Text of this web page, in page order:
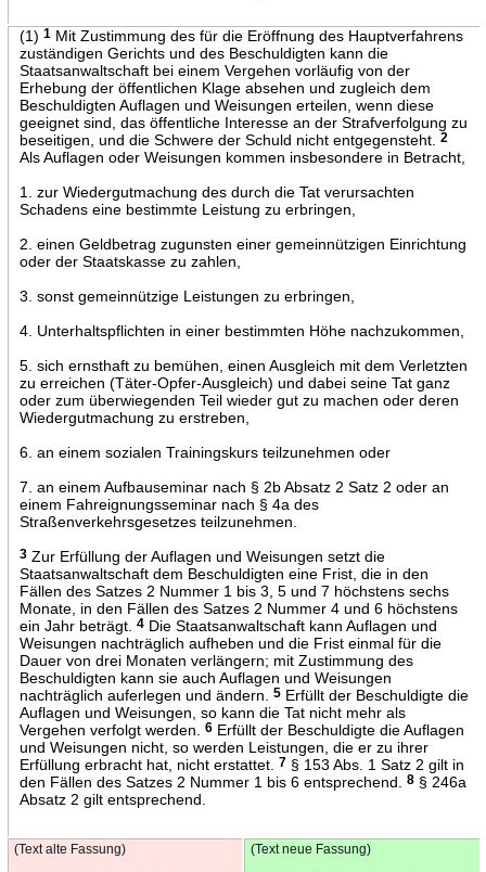
(1) 1Mit Zustimmung des für die Eröffnung des Hauptverfahrens
zuständigen Gerichts und des Beschuldigten kann die
Staatsanwaltschaft bei einem Vergehen vorläufig von der
Erhebung der öffentlichen Klage absehen und zugleich dem
Beschuldigten Auflagen und Weisungen erteilen, wenn diese
geeignet sind, das öffentliche Interesse an der Strafverfolgung zu
beseitigen, und die Schwere der Schuld nicht entgegensteht.
2
Als Auflagen oder Weisungen kommen insbesondere in Betracht,
1. zur Wiedergutmachung des durch die Tat verursachten
Schadens eine bestimmte Leistung zu erbringen,
2. einen Geldbetrag zugunsten einer gemeinnützigen Einrichtung
oder der Staatskasse zu zahlen,
3. sonst gemeinnützige Leistungen zu erbringen,
4. Unterhaltspflichten in einer bestimmten Höhe nachzukommen,
5. sich ernsthaft zu bemühen, einen Ausgleich mit dem Verletzten
zu erreichen (Täter-Opfer-Ausgleich) und dabei seine Tat ganz
oder zum überwiegenden Teil wieder gut zu machen oder deren
Wiedergutmachung zu erstreben,
6. an einem sozialen Trainingskurs teilzunehmen oder
7. an einem Aufbauseminar nach § 2b Absatz 2 Satz 2 oder an
einem Fahreignungsseminar nach § 4a des
Straßenverkehrsgesetzes teilzunehmen.
3Zur Erfüllung der Auflagen und Weisungen setzt die
Staatsanwaltschaft dem Beschuldigten eine Frist, die in den
Fällen des Satzes 2 Nummer 1 bis 3, 5 und 7 höchstens sechs
Monate, in den Fällen des Satzes 2 Nummer 4 und 6 höchstens
ein Jahr beträgt.
4Die Staatsanwaltschaft kann Auflagen und
Weisungen nachträglich aufheben und die Frist einmal für die
Dauer von drei Monaten verlängern; mit Zustimmung des
Beschuldigten kann sie auch Auflagen und Weisungen
nachträglich auferlegen und ändern.
5Erfüllt der Beschuldigte die
Auflagen und Weisungen, so kann die Tat nicht mehr als
Vergehen verfolgt werden.
6Erfüllt der Beschuldigte die Auflagen
und Weisungen nicht, so werden Leistungen, die er zu ihrer
Erfüllung erbracht hat, nicht erstattet.
7§ 153 Abs. 1 Satz 2 gilt in
den Fällen des Satzes 2 Nummer 1 bis 6 entsprechend.
8§ 246a
Absatz 2 gilt entsprechend.
(Text alte Fassung) (Text neue Fassung)